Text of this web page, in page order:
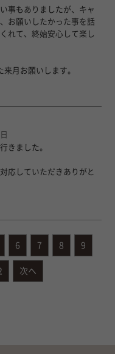
事もありましたが、キャ
お願いしたかった事を話
れて、終始安心して楽し
月お願いします。
きました。
応していただきありがと
6 7 8 9
次へ